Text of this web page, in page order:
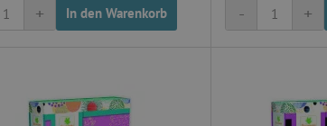
+ In den Warenkorb +
-